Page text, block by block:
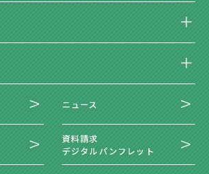
ニュース
資料請求
デジタルパンフレット